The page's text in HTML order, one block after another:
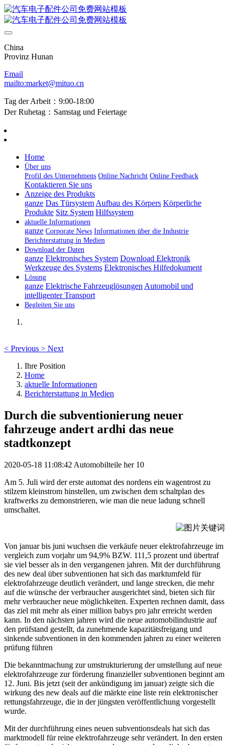
China
Provinz Hunan
Email
mailto:market@mituo.cn
Tag der Arbeit：9:00-18:00
Der Ruhetag：Samstag und Feiertage
Home
Über uns
Profil des Unternehmens Online Nachricht Online Feedback
Kontaktieren Sie uns
Anzeige des Produkts
ganze Das Türsystem Aufbau des Körpers Körperliche
Produkte Sitz System Hilfssystem
aktuelle Informationen
ganze Corporate News Informationen über die Industrie
Berichterstattung in Medien
Download der Daten
ganze Elektronisches System Download Elektronik
Werkzeuge des Systems Elektronisches Hilfedokument
Lösung
ganze Elektrische Fahrzeuglösungen Automobil und
intelligenter Transport
Begleiten Sie uns
< Previous > Next
Ihre Position
Home
aktuelle Informationen
Berichterstattung in Medien
Durch die subventionierung neuer
fahrzeuge andert ardhi das neue
stadtkonzept
2020-05-18 11:08:42 Automobilteile her 10
Am 5. Juli wird der erste automat des nordens ein wagentrost zu
stilzem kleinstrom hinstellen, um zwischen dem schaltplan des
kraftwerks zu demonstrieren, wie man die neue ladung schnell
umschaltet.
Von januar bis juni wuchsen die verkäufe neuer elektrofahrzeuge im
vergleich zum vorjahr um 94,9% BZW. 111,5 prozent und übertraf
sie viel besser als in den vergangenen jahren. Mit der durchführung
des new deal über subventionen hat sich das marktumfeld für
elektrofahrzeuge deutlich verändert, und lange strecken, die mehr
auf die wünsche der verbraucher ausgerichtet sind, bieten sich für
mehr verbraucher neue möglichkeiten. Experten rechnen damit, dass
das ziel mit mehr als einer million babys pro jahr erreicht werden
kann. In den nächsten jahren wird die neue automobilindustrie auf
den prüfstand gestellt, da zunehmende kapazitätsfreigang und
sinkende subventionen in den kommenden jahren zu einer weiteren
prüfung führen
Die bekanntmachung zur umstrukturierung der umstellung auf neue
elektrofahrzeuge zur förderung finanzieller subventionen beginnt am
12. Juni. Bis jetzt (seit der ankündigung im januar) zeigte sich die
wirkung des new deals auf die märkte eine liste rein elektronischer
rettungsfahrzeuge, die in der jüngsten veröffentlichung vorgestellt
wurde.
Mit der durchführung eines neuen subventionsdeals hat sich das
marktmodell für reine elektrofahrzeuge sehr verändert. In den ersten